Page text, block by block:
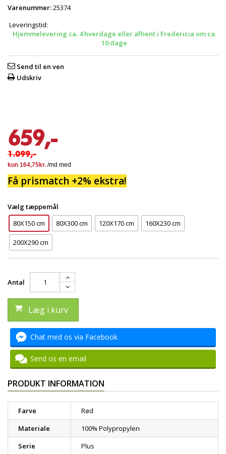
Varenummer:25374
Leveringstid:
Hjemmelevering ca. 4 hverdage eller afhent i Fredericia om ca.
10 dage
Send til en ven
Udskriv
659,-
1.099,-
Få prismatch +2% ekstra!
Vælg tæppemål
80X150 cm
80X300 cm 120X170 cm 160X230 cm
200X290 cm
Antal
Læg i kurv
Chat med os via Facebook
Send os en email
PRODUKT INFORMATION
Farve
Rød
Materiale
100% Polypropylen
Serie
Plus